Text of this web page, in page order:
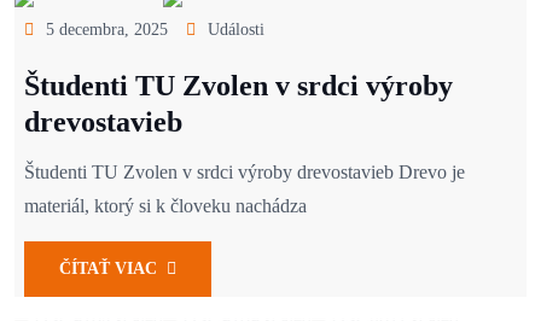
5 decembra, 2025 Události
Študenti TU Zvolen v srdci výroby
drevostavieb
Študenti TU Zvolen v srdci výroby drevostavieb Drevo je
materiál, ktorý si k človeku nachádza
ČÍTAŤ VIAC